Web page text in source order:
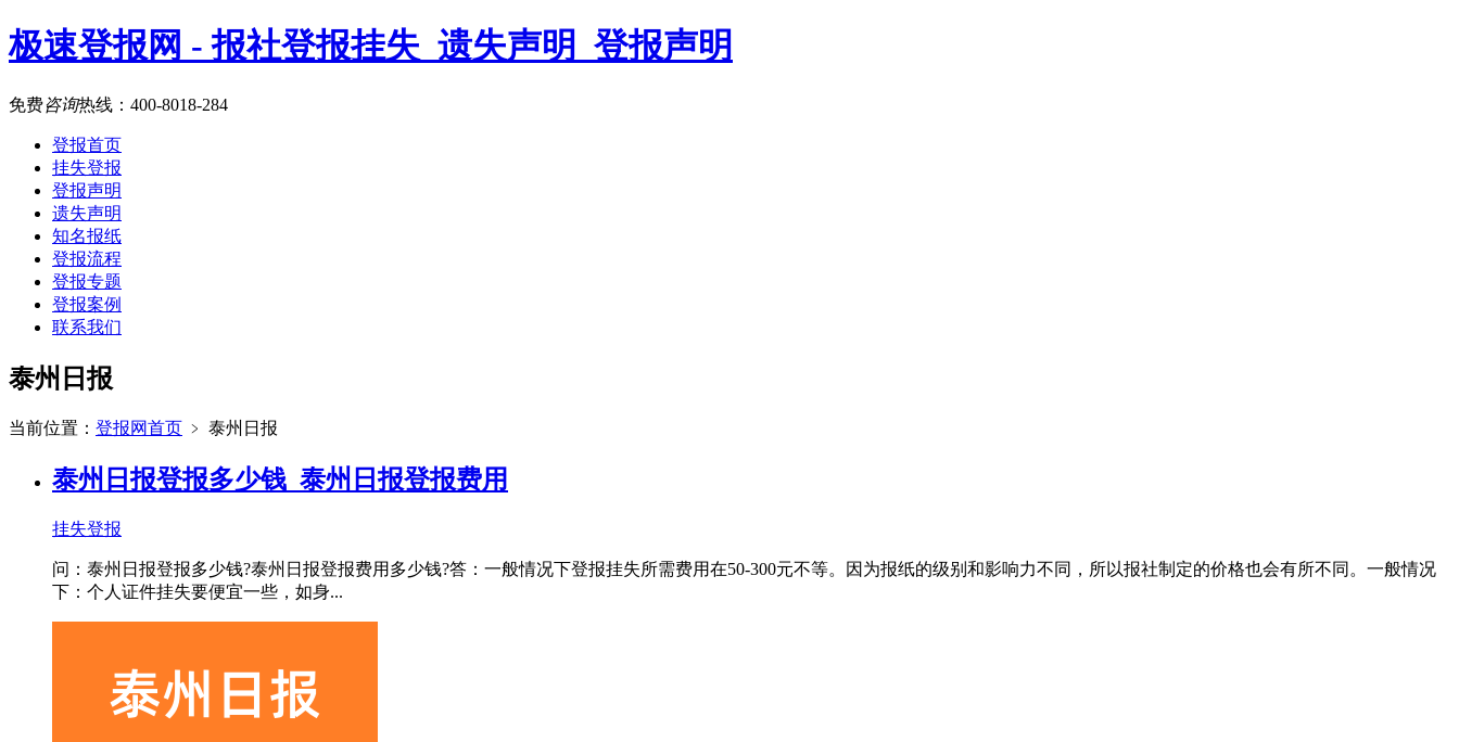
极速登报网 - 报社登报挂失_遗失声明_登报声明
免费咨询热线： 400-8018-284
登报首页
挂失登报
登报声明
遗失声明
知名报纸
登报流程
登报专题
登报案例
联系我们
泰州日报
当前位置： 登报网首页 ﹥ 泰州日报
泰州日报登报多少钱_泰州日报登报费用
挂失登报
问：泰州日报登报多少钱?泰州日报登报费用多少钱?答：一般情况下登报挂失所需费用在50-300元不等。因为报纸的级别和影响力不同，所以报社制定的价格也会有所不同。一般情况
下：个人证件挂失要便宜一些，如身...